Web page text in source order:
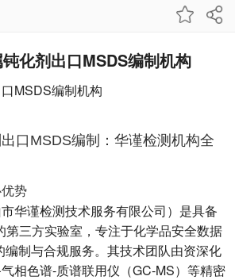
化剂出口MSDS编制机构
MSDS编制机构
口MSDS编制：华谨检测机构全
势
华谨检测技术服务有限公司）是具备
三方实验室，专注于化学品安全数据
制与合规服务。其技术团队由资深化
相色谱-质谱联用仪（GC-MS）等精密